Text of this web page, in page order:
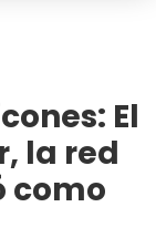
El
la red
como